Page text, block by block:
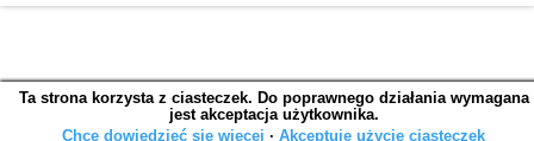
Ta strona korzysta z ciasteczek. Do poprawnego działania wymagana
jest akceptacja użytkownika.
Chcę dowiedzieć się więcej ∙ Akceptuję użycie ciasteczek